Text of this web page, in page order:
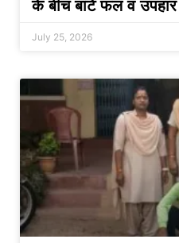
के बीच बांटे फल व उपहार
July 25, 2026